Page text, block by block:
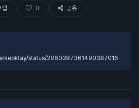
랩 0 공유
status/2060387361490387016